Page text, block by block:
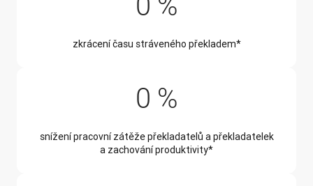
zkrácení času stráveného překladem*
0 %50 %
snížení pracovní zátěže překladatelů a překladatelek
a zachování produktivity*